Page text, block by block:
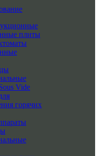
плиты
Vide
горячих